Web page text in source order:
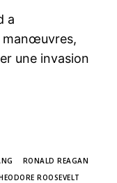
a
manœuvres,
une invasion
RONALD REAGAN
ROOSEVELT